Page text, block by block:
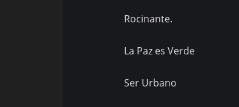
Rocinante.
La Paz es Verde
Ser Urbano